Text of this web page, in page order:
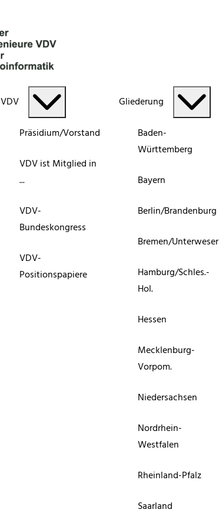
VDV
Präsidium/Vorstand
VDV ist Mitglied in
...
VDV-
Bundeskongress
VDV-
Positionspapiere
Gliederung
Baden-
Württemberg
Bayern
Berlin/Brandenburg
Bremen/Unterweser
Hamburg/Schles.-
Hol.
Hessen
Mecklenburg-
Vorpom.
Niedersachsen
Nordrhein-
Westfalen
Rheinland-Pfalz
Saarland